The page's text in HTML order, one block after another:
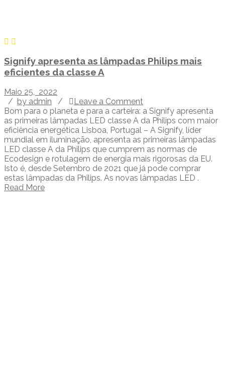
Signify apresenta as lâmpadas Philips mais
eficientes da classe A
Maio 25, 2022
/ by admin /
Leave a Comment
Bom para o planeta e para a carteira: a Signify apresenta
as primeiras lâmpadas LED classe A da Philips com maior
eficiência energética Lisboa, Portugal – A Signify, líder
mundial em iluminação, apresenta as primeiras lâmpadas
LED classe A da Philips que cumprem as normas de
Ecodesign e rotulagem de energia mais rigorosas da EU.
Isto é, desde Setembro de 2021 que já pode comprar
estas lâmpadas da Philips. As novas lâmpadas LED .
Read More